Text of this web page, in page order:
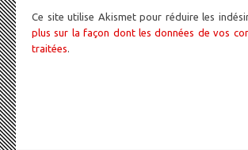
Ce site utilise Akismet pour réduire les
plus sur la façon dont les données de vos
traitées.